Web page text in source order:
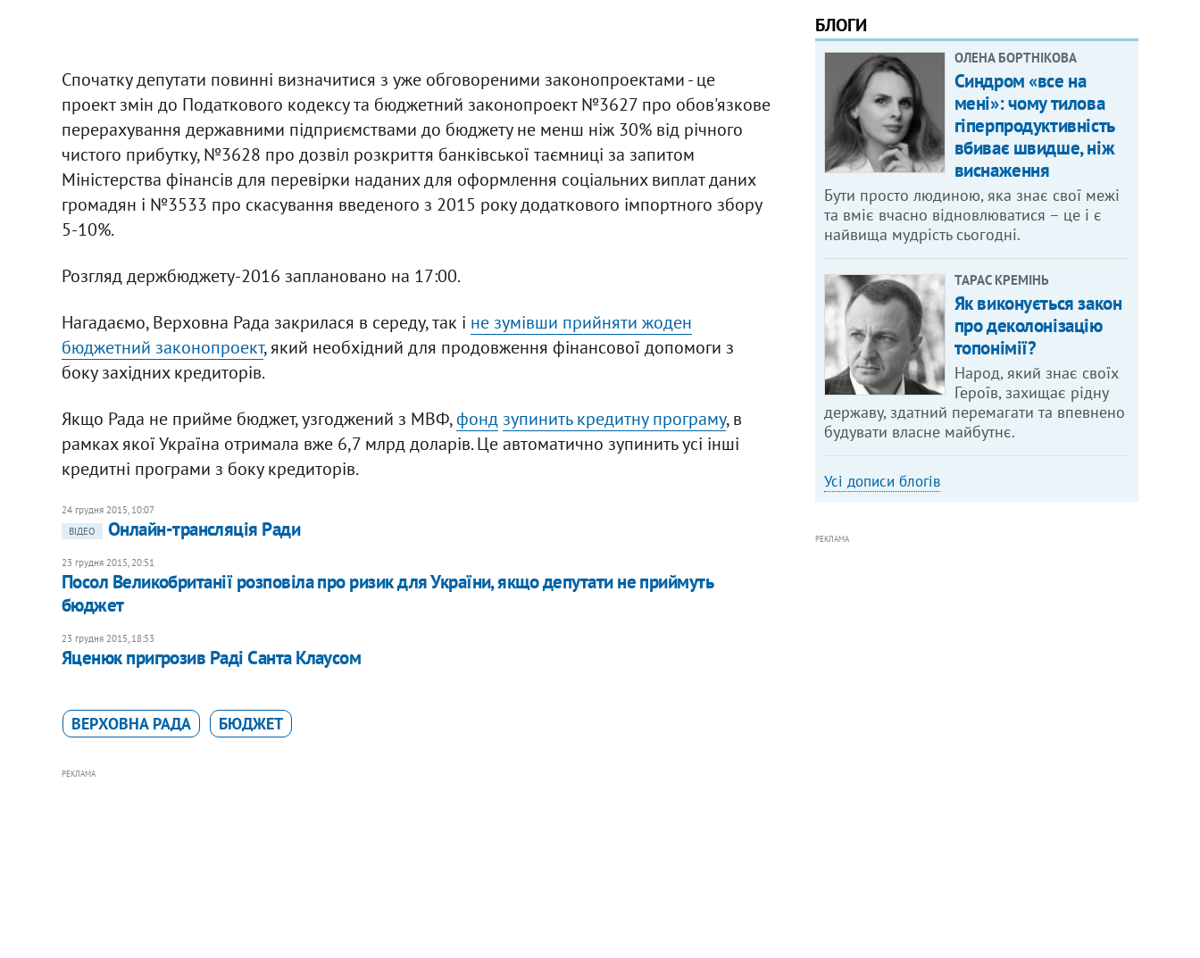
Спочатку депутати повинні визначитися з уже обговореними законопроектами - це
проект змін до Податкового кодексу та бюджетний законопроект №3627 про обов'язкове
перерахування державними підприємствами до бюджету не менш ніж 30% від річного
чистого прибутку, №3628 про дозвіл розкриття банківської таємниці за запитом
Міністерства фінансів для перевірки наданих для оформлення соціальних виплат даних
громадян і №3533 про скасування введеного з 2015 року додаткового імпортного збору
5-10%.
Розгляд держбюджету-2016 заплановано на 17:00.
Нагадаємо, Верховна Рада закрилася в середу, так і не зумівши прийняти жоден
бюджетний законопроект, який необхідний для продовження фінансової допомоги з
боку західних кредиторів.
Якщо Рада не прийме бюджет, узгоджений з МВФ,фонд зупинить кредитну програму, в
рамках якої Україна отримала вже 6,7 млрд доларів. Це автоматично зупинить усі інші
кредитні програми з боку кредиторів.
24 грудня 2015, 10:07
ВІДЕО
Онлайн-трансляція Ради
23 грудня 2015, 20:51
Посол Великобританії розповіла про ризик для України, якщо депутати не приймуть
бюджет
23 грудня 2015, 18:53
Яценюк пригрозив Раді Санта Клаусом
ВЕРХОВНА РАДА БЮДЖЕТ
РЕКЛАМА
БЛОГИ
ОЛЕНА БОРТНІКОВА
Синдром «все на
мені»: чому тилова
гіперпродуктивність
вбиває швидше, ніж
виснаження
Бути просто людиною, яка знає свої межі
та вміє вчасно відновлюватися – це і є
найвища мудрість сьогодні.
ТАРАС КРЕМІНЬ
Як виконується закон
про деколонізацію
топонімії?
Народ, який знає своїх
Героїв, захищає рідну
державу, здатний перемагати та впевнено
будувати власне майбутнє.
Усі дописи блогів
РЕКЛАМА